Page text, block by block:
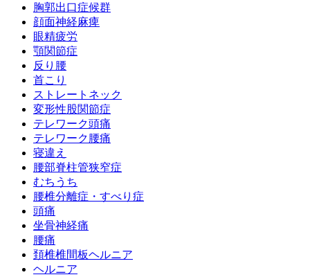
胸郭出口症候群
顔面神経麻痺
眼精疲労
顎関節症
反り腰
首こり
ストレートネック
変形性股関節症
テレワーク頭痛
テレワーク腰痛
寝違え
腰部脊柱管狭窄症
むちうち
腰椎分離症・すべり症
頭痛
坐骨神経痛
腰痛
頚椎椎間板ヘルニア
ヘルニア